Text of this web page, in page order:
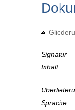
Signatur
Inhalt
Sprache